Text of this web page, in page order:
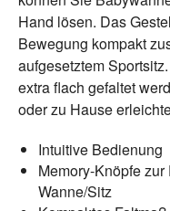
Hand lösen. Das
Bewegung kompakt
aufgesetztem
extra flach gefaltet
oder zu Hause
Intuitive Bedienung
Memory-Knöpfe
Wanne/Sitz